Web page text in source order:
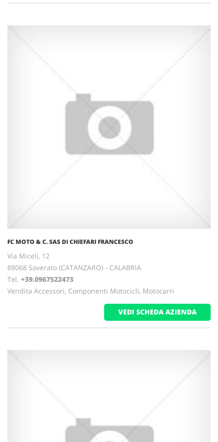
FC MOTO & C. SAS DI CHIEFARI FRANCESCO
Via Miceli, 12
88068 Soverato (CATANZARO) - CALABRIA
Tel. +39.0967522473
Vendita Accessori, Componenti Motocicli, Motocarri
VEDI SCHEDA AZIENDA